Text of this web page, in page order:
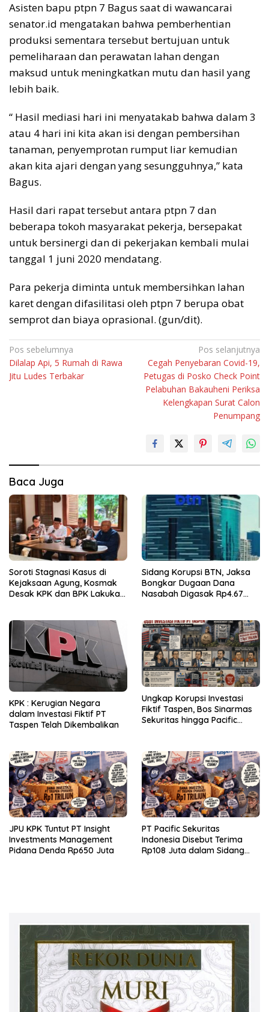
Asisten bapu ptpn 7 Bagus saat di wawancarai
senator.id mengatakan bahwa pemberhentian
produksi sementara tersebut bertujuan untuk
pemeliharaan dan perawatan lahan dengan
maksud untuk meningkatkan mutu dan hasil yang
lebih baik.
“ Hasil mediasi hari ini menyatakab bahwa dalam 3
atau 4 hari ini kita akan isi dengan pembersihan
tanaman, penyemprotan rumput liar kemudian
akan kita ajari dengan yang sesungguhnya,” kata
Bagus.
Hasil dari rapat tersebut antara ptpn 7 dan
beberapa tokoh masyarakat pekerja, bersepakat
untuk bersinergi dan di pekerjakan kembali mulai
tanggal 1 juni 2020 mendatang.
Para pekerja diminta untuk membersihkan lahan
karet dengan difasilitasi oleh ptpn 7 berupa obat
semprot dan biaya oprasional. (gun/dit).
Navigasi
pos
Pos sebelumnya
Dilalap Api, 5 Rumah di Rawa
Jitu Ludes Terbakar
Pos selanjutnya
Cegah Penyebaran Covid-19,
Petugas di Posko Check Point
Pelabuhan Bakauheni Periksa
Kelengkapan Surat Calon
Penumpang
Baca Juga
Soroti Stagnasi Kasus di
Kejaksaan Agung, Kosmak
Desak KPK dan BPK Lakukan
Sidang Korupsi BTN, Jaksa
Bongkar Dugaan Dana
Nasabah Digasak Rp4.67
KPK : Kerugian Negara
dalam Investasi Fiktif PT
Taspen Telah Dikembalikan
Ungkap Korupsi Investasi
Fiktif Taspen, Bos Sinarmas
Sekuritas hingga Pacific
JPU KPK Tuntut PT Insight
Investments Management
Pidana Denda Rp650 Juta
PT Pacific Sekuritas
Indonesia Disebut Terima
Rp108 Juta dalam Sidang